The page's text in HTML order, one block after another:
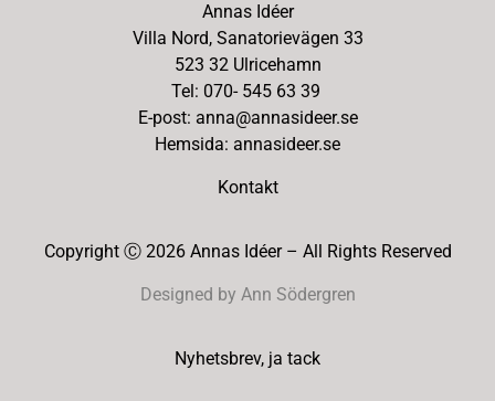
Annas Idéer
Villa Nord, Sanatorievägen 33
523 32 Ulricehamn
Tel: 070- 545 63 39
E-post: anna@annasideer.se
Hemsida: annasideer.se
Kontakt
Copyright Ⓒ 2026 Annas Idéer – All Rights Reserved
Designed by Ann Södergren
Nyhetsbrev, ja tack